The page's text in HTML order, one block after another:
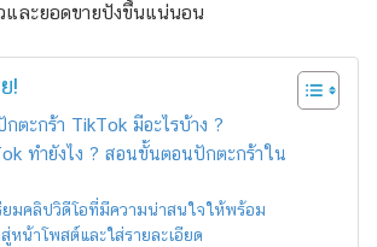
และยอดขายปังขึ้นแน่นอน
!
ตะกร้า TikTok มีอะไรบ้าง ?
ทำยังไง ? สอนขั้นตอนปักตะกร้าใน
มคลิปวิดีโอที่มีความน่าสนใจให้พร้อม
หน้าโพสต์และใส่รายละเอียด